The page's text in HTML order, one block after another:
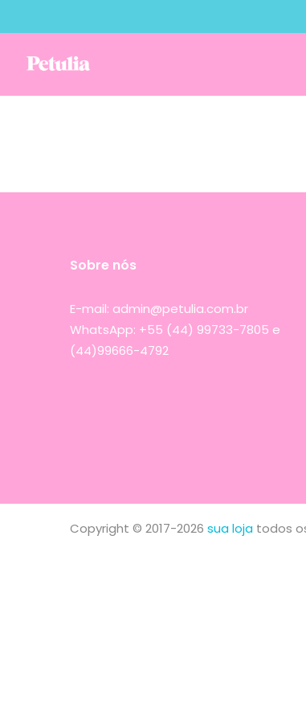
Sobre nós
E-mail: admin@petulia.com.br
WhatsApp: +55 (44) 99733-7805 e
(44)99666-4792
Copyright © 2017-2026 sua loja todos